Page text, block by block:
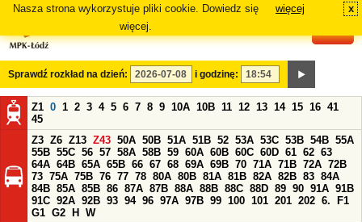
Nasza strona wykorzystuje pliki cookie. Dowiedz się
więcej.
więcej x
Sprawdź rozkład na dzień: i godzinę:
Z1 0 1 2 3 4 5 6 7 8 9 10A 10B 11 12 13 14 15 16 41
45
Z3 Z6 Z13 Z43 50A 50B 51A 51B 52 53A 53C 53B 54B 55A
55B 55C 56 57 58A 58B 59 60A 60B 60C 60D 61 62 63
64A 64B 65A 65B 66 67 68 69A 69B 70 71A 71B 72A 72B
73 75A 75B 76 77 78 80A 80B 81A 81B 82A 82B 83 84A
84B 85A 85B 86 87A 87B 88A 88B 88C 88D 89 90 91A 91B
91C 92A 92B 93 94 96 97A 97B 99 100 101 201 202 6.
F1
G1 G2 H
W